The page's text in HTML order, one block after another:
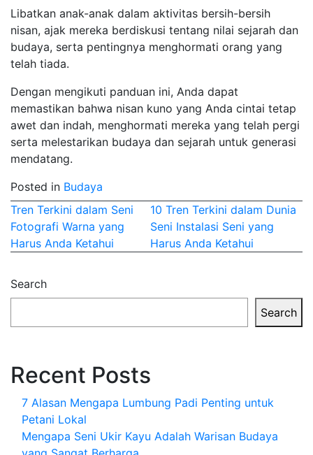
Libatkan anak-anak dalam aktivitas bersih-bersih
nisan, ajak mereka berdiskusi tentang nilai sejarah dan
budaya, serta pentingnya menghormati orang yang
telah tiada.
Dengan mengikuti panduan ini, Anda dapat
memastikan bahwa nisan kuno yang Anda cintai tetap
awet dan indah, menghormati mereka yang telah pergi
serta melestarikan budaya dan sejarah untuk generasi
mendatang.
Posted in Budaya
Post
navigation
Tren Terkini dalam Seni
Fotografi Warna yang
Harus Anda Ketahui
10 Tren Terkini dalam Dunia
Seni Instalasi Seni yang
Harus Anda Ketahui
Search
Search
Recent Posts
7 Alasan Mengapa Lumbung Padi Penting untuk
Petani Lokal
Mengapa Seni Ukir Kayu Adalah Warisan Budaya